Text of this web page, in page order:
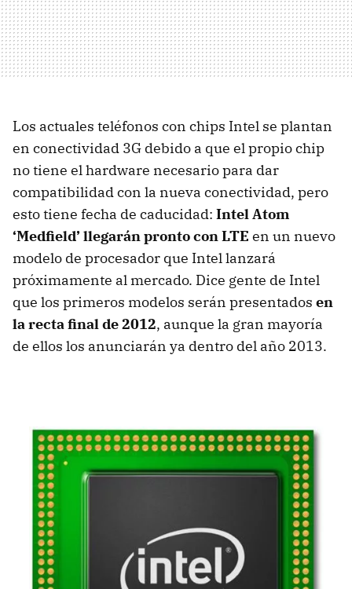
Los actuales teléfonos con chips Intel se plantan
en conectividad 3G debido a que el propio chip
no tiene el hardware necesario para dar
compatibilidad con la nueva conectividad, pero
esto tiene fecha de caducidad: Intel Atom
‘Medfield’ llegarán pronto conLTE en un nuevo
modelo de procesador que Intel lanzará
próximamente al mercado. Dice gente de Intel
que los primeros modelos serán presentados en
la recta final de 2012, aunque la gran mayoría
de ellos los anunciarán ya dentro del año 2013.